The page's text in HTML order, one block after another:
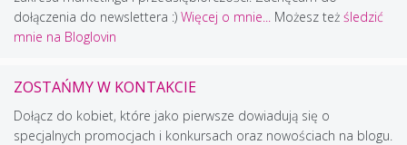
dołączenia do newslettera :) Więcej o mnie... Możesz też śledzić
mnie na Bloglovin
ZOSTAŃMY W KONTAKCIE
Dołącz do kobiet, które jako pierwsze dowiadują się o
specjalnych promocjach i konkursach oraz nowościach na blogu.